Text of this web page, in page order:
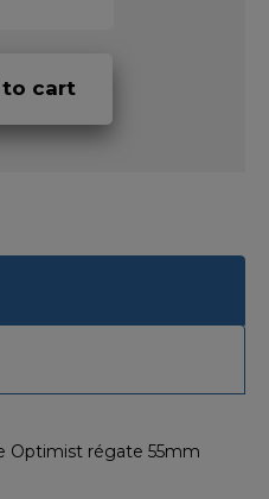
cart
Optimist régate 55mm